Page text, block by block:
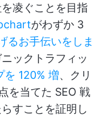
凌ぐことを目指
がわずか 3
るお手伝いをしま
ックトラフィッ
を 120% 増、クリ
を当てた SEO 戦
すことを証明し